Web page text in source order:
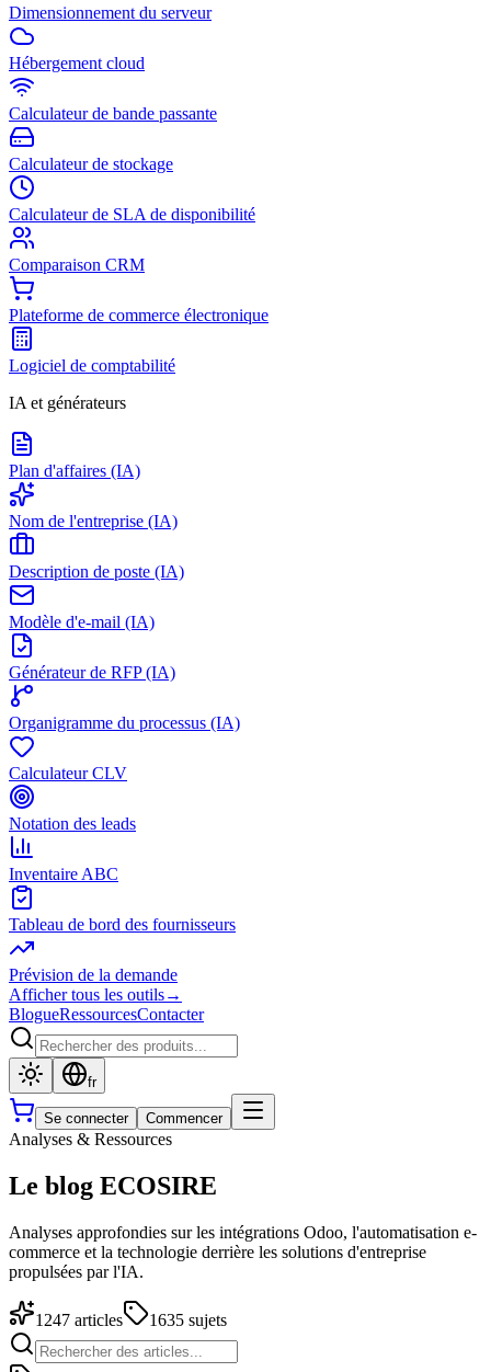
Dimensionnement du serveur
Hébergement cloud
Calculateur de bande passante
Calculateur de stockage
Calculateur de SLA de disponibilité
Comparaison CRM
Plateforme de commerce électronique
Logiciel de comptabilité
IA et générateurs
Plan d'affaires (IA)
Nom de l'entreprise (IA)
Description de poste (IA)
Modèle d'e-mail (IA)
Générateur de RFP (IA)
Organigramme du processus (IA)
Calculateur CLV
Notation des leads
Inventaire ABC
Tableau de bord des fournisseurs
Prévision de la demande
Afficher tous les outils→
BlogueRessourcesContacter
fr
Se connecter Commencer
Analyses & Ressources
Le blog ECOSIRE
Analyses approfondies sur les intégrations Odoo, l'automatisation e-
commerce et la technologie derrière les solutions d'entreprise
propulsées par l'IA.
1247 articles 1635 sujets